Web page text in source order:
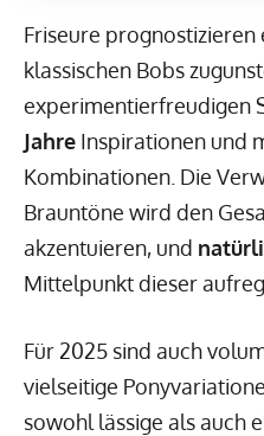
Friseure prognostizieren
klassischen Bobs
experimentierfreudigen
Jahre Inspirationen und
Kombinationen. Die
Brauntöne wird den
akzentuieren, und
Mittelpunkt dieser
Für 2025 sind auch
vielseitige
sowohl lässige als auch